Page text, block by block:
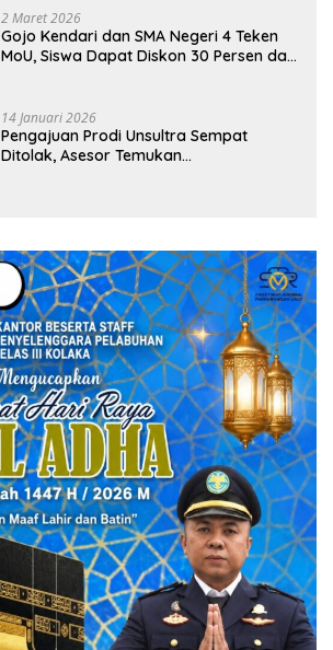
2 Maret 2026
Gojo Kendari dan SMA Negeri 4 Teken
MoU, Siswa Dapat Diskon 30 Persen dan
14 Januari 2026
Pengajuan Prodi Unsultra Sempat
Ditolak, Asesor Temukan